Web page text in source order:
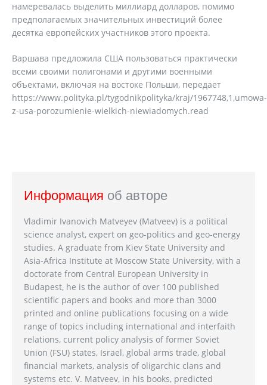
намеревалась выделить миллиард долларов, помимо
предполагаемых значительных инвестиций более
десятка европейских участников этого проекта.
Варшава предложила США пользоваться практически
всеми своими полигонами и другими военными
объектами, включая на востоке Польши, передает
https://www.polityka.pl/tygodnikpolityka/kraj/1967748,1,umowa-
z-usa-porozumienie-wielkich-niewiadomych.read
Информация об авторе
Vladimir Ivanovich Matveyev (Matveev) is a political
science analyst, expert on geo-politics and geo-energy
studies. A graduate from Kiev State University and
Asia-Africa Institute at Moscow State University, with a
doctorate from Central European University in
Budapest, he is the author of over 100 published
scientific papers and books and more than 3000
printed and online publications focusing on a wide
range of topics including international and interfaith
relations, current policy analysis of former Soviet
Union (FSU) states, Israel, global arms trade, global
financial markets, analysis of oligarchic clans and
systems etc. V. Matveev, in his books, predicted